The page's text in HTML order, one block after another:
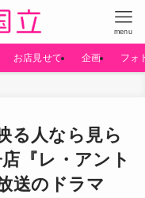
menu
お店見せて 企画 フォ
る人なら見ら
『レ・アント
送のドラマ